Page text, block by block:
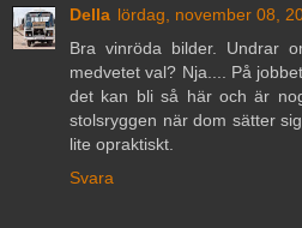
Della lördag, november 08,
Bra vinröda bilder. Undrar
medvetet val? Nja.... På
det kan bli så här och är
stolsryggen när dom sätter
lite opraktiskt.
Svara